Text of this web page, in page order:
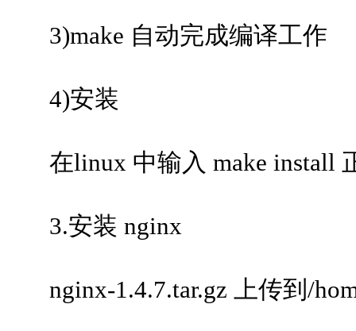
3)make 自动完成编译工作
4)安装
在linux 中输入 make install
3.安装 nginx
nginx-1.4.7.tar.gz 上传到/